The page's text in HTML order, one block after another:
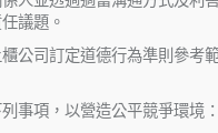
議題。
公司訂定道德行為準則參考
事項，以營造公平競爭環境：